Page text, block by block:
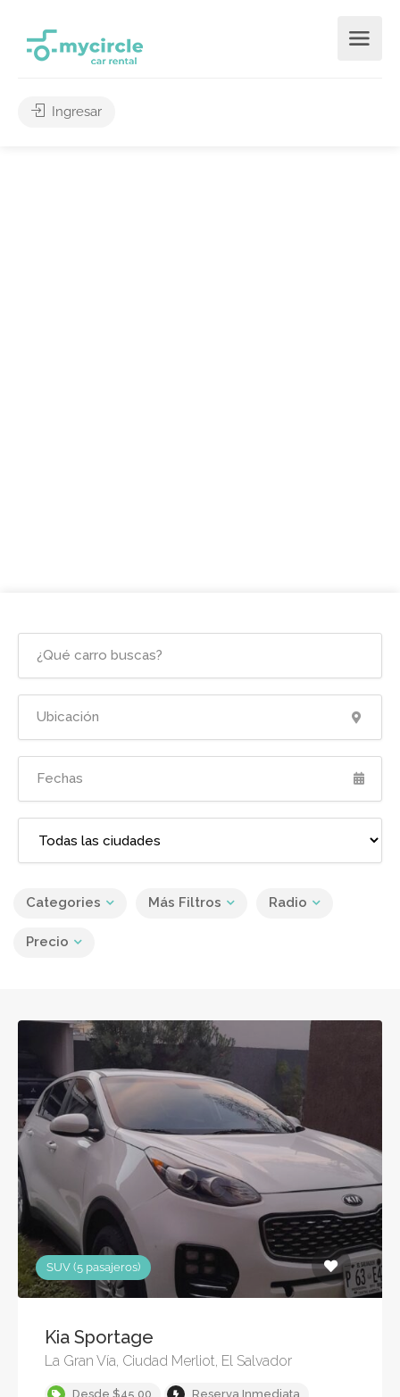
Ingresar
Categories Más Filtros Radio
Precio
SUV (5 pasajeros)
Kia Sportage
La Gran Vía, Ciudad Merliot, El Salvador
Desde $45,00 Reserva Inmediata